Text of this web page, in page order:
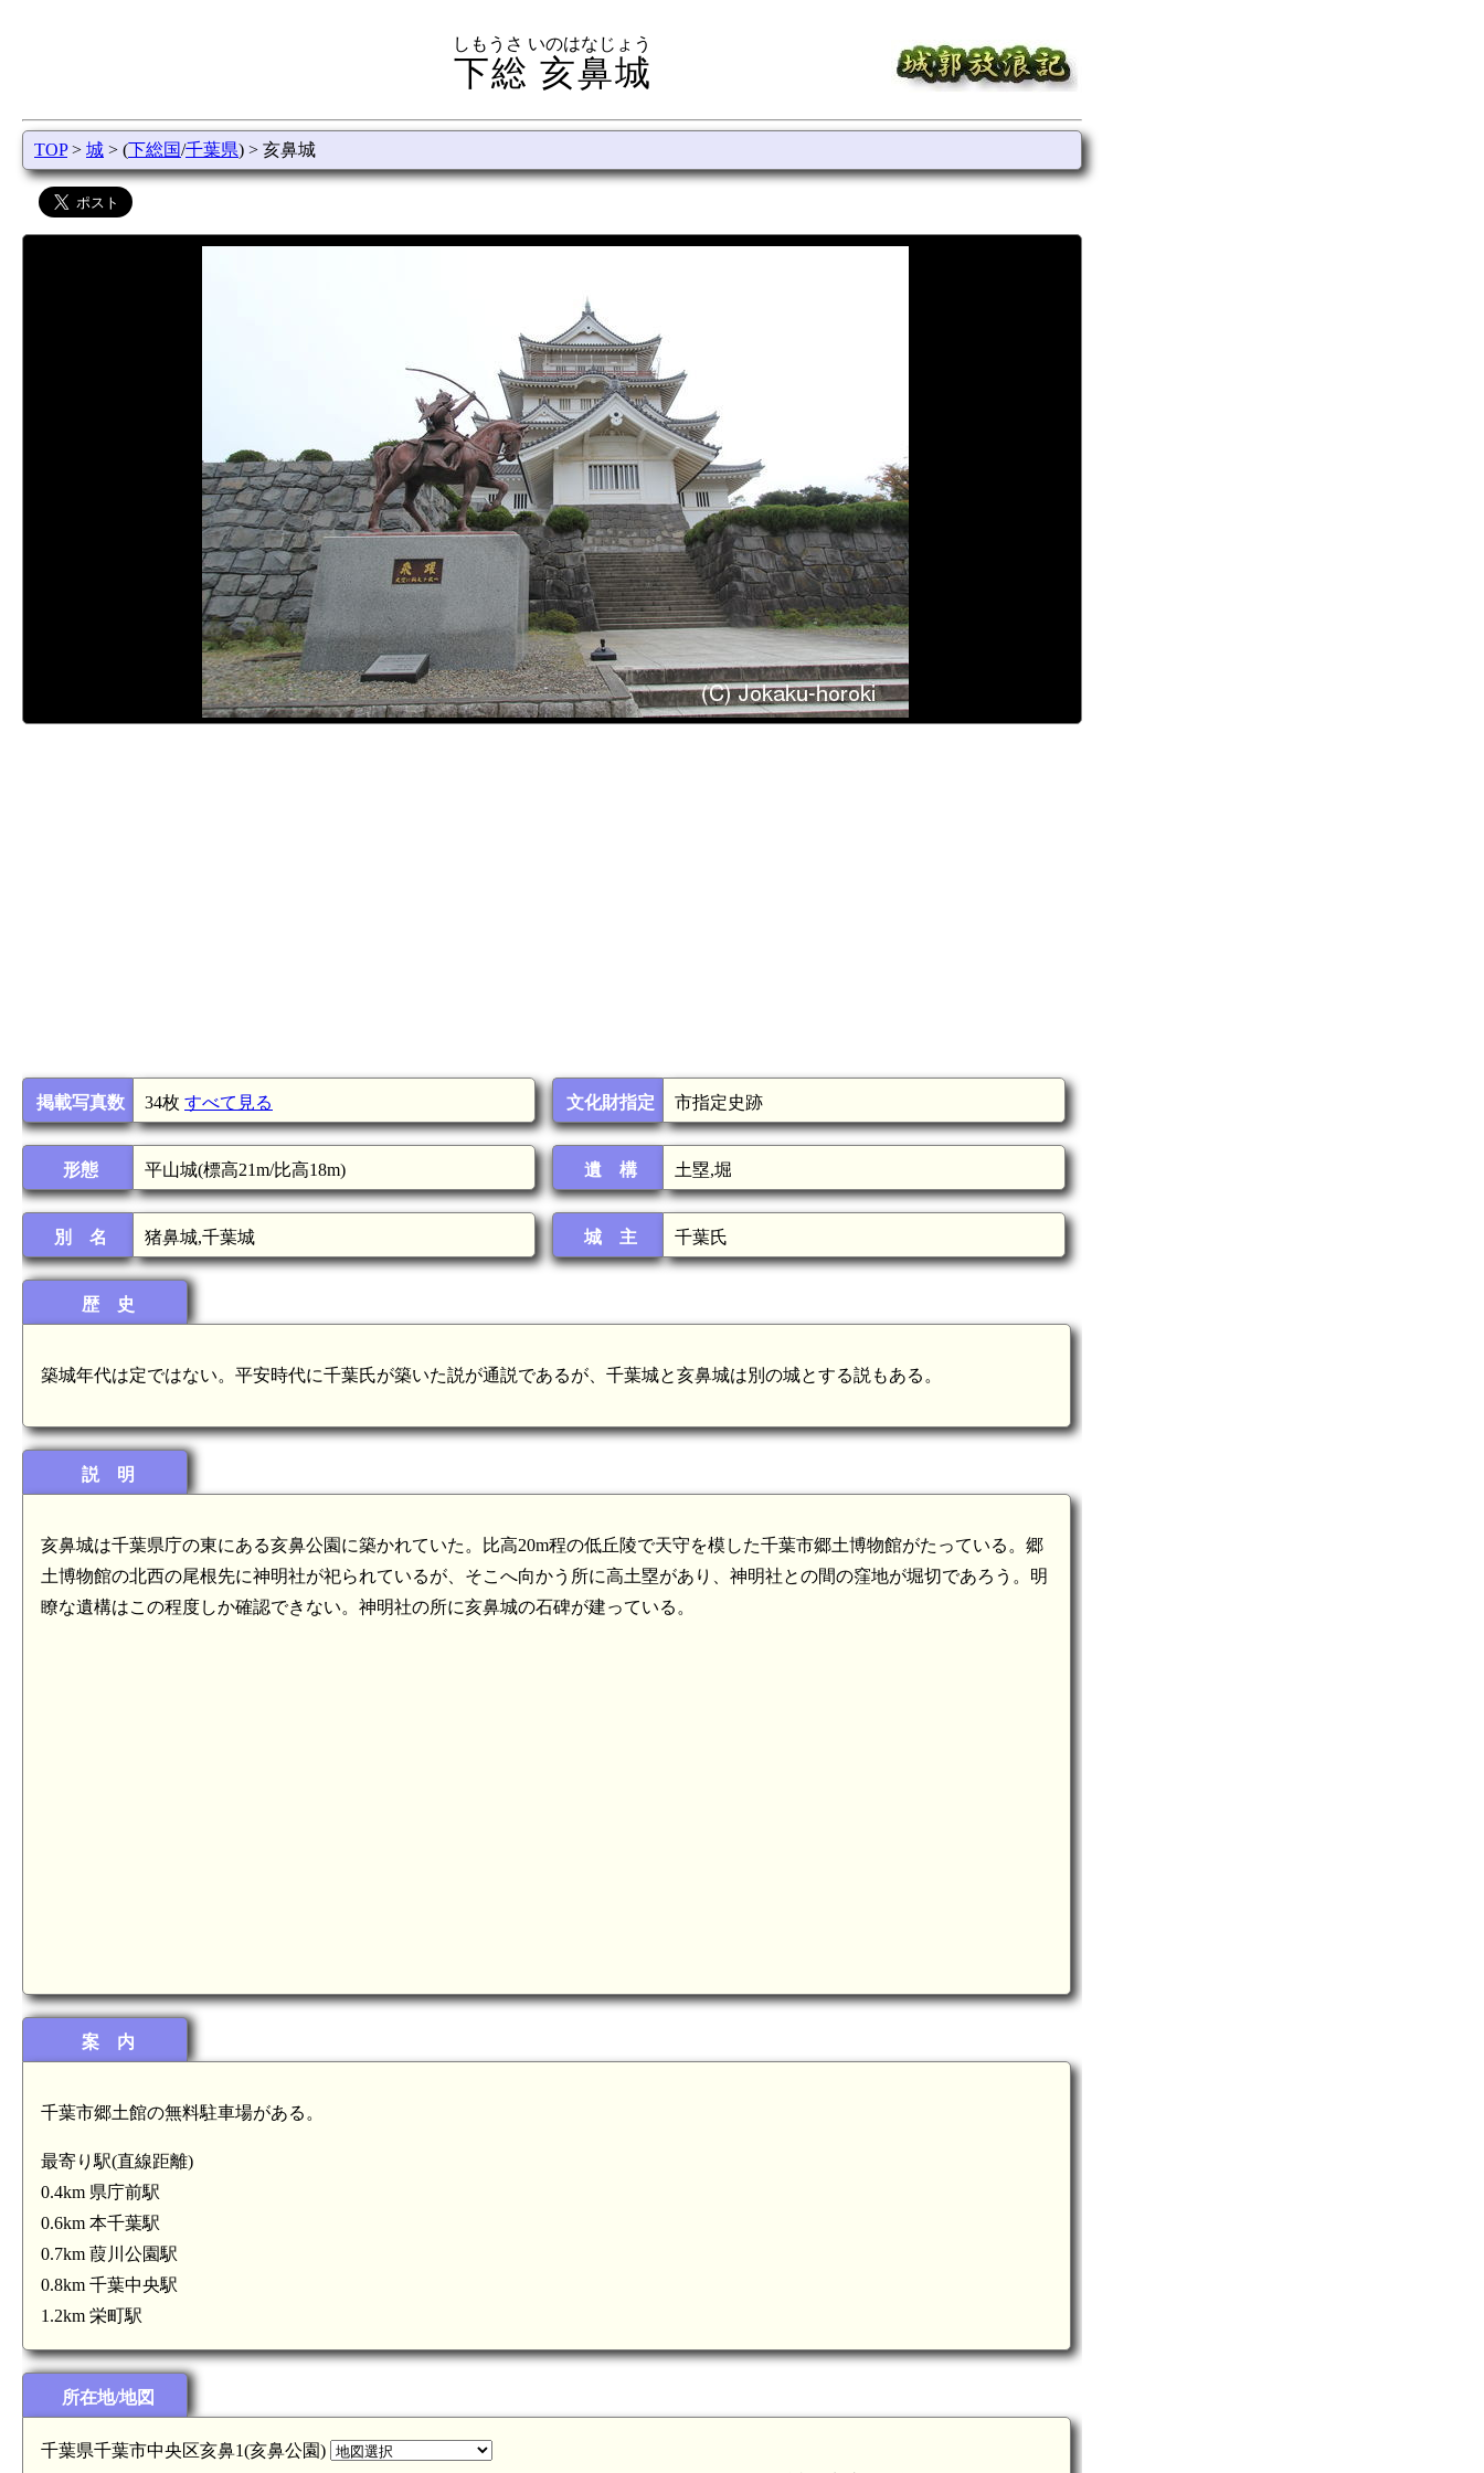
下総 亥鼻城
しもうさ いのはなじょう
TOP> 城 > (下総国/千葉県) > 亥鼻城
掲載写真数 34枚 すべて見る
形態 平山城(標高21m/比高18m)
別 名 猪鼻城,千葉城
文化財指定 市指定史跡
遺 構 土塁,堀
城 主 千葉氏
歴 史
築城年代は定ではない。平安時代に千葉氏が築いた説が通説であるが、千葉城と亥鼻城は別の城とする説もある。
説 明
亥鼻城は千葉県庁の東にある亥鼻公園に築かれていた。比高20m程の低丘陵で天守を模した千葉市郷土博物館がたっている。郷
土博物館の北西の尾根先に神明社が祀られているが、そこへ向かう所に高土塁があり、神明社との間の窪地が堀切であろう。明
瞭な遺構はこの程度しか確認できない。神明社の所に亥鼻城の石碑が建っている。
案 内
千葉市郷土館の無料駐車場がある。
最寄り駅(直線距離)
0.4km 県庁前駅
0.6km 本千葉駅
0.7km 葭川公園駅
0.8km 千葉中央駅
1.2km 栄町駅
所在地/地図
千葉県千葉市中央区亥鼻1(亥鼻公園)